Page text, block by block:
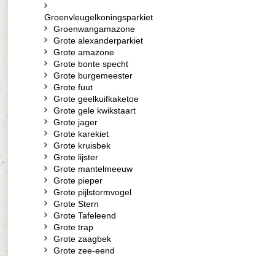
Groenvleugelkoningsparkiet
Groenwangamazone
Grote alexanderparkiet
Grote amazone
Grote bonte specht
Grote burgemeester
Grote fuut
Grote geelkuifkaketoe
Grote gele kwikstaart
Grote jager
Grote karekiet
Grote kruisbek
Grote lijster
Grote mantelmeeuw
Grote pieper
Grote pijlstormvogel
Grote Stern
Grote Tafeleend
Grote trap
Grote zaagbek
Grote zee-eend